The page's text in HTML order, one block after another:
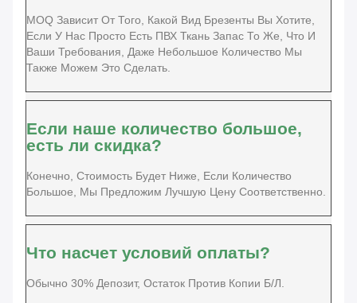
MOQ Зависит От Того, Какой Вид Брезенты Вы Хотите,
Если У Нас Просто Есть ПВХ Ткань Запас То Же, Что И
Ваши Требования, Даже Небольшое Количество Мы
Также Можем Это Сделать.
Если наше количество большое,
есть ли скидка?
Конечно, Стоимость Будет Ниже, Если Количество
Большое, Мы Предложим Лучшую Цену Соответственно.
Что насчет условий оплаты?
Обычно 30% Депозит, Остаток Против Копии Б/Л.